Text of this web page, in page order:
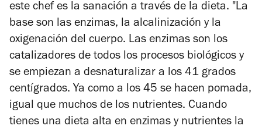
este chef es la sanación a través de la dieta. "La
base son las enzimas, la alcalinización y la
oxigenación del cuerpo. Las enzimas son los
catalizadores de todos los procesos biológicos y
se empiezan a desnaturalizar a los 41 grados
centígrados. Ya como a los 45 se hacen pomada,
igual que muchos de los nutrientes. Cuando
tienes una dieta alta en enzimas y nutrientes la